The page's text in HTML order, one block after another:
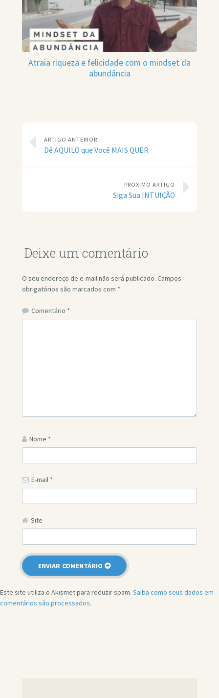
Atraia riqueza e felicidade com o mindset da
abundância
ARTIGO ANTERIOR
Dê AQUILO que Você MAIS QUER
PRÓXIMO ARTIGO
Siga Sua INTUIÇÃO
Deixe um comentário
O seu endereço de e-mail não será publicado. Campos
obrigatórios são marcados com *
Comentário *
Nome *
E-mail *
Site
Este site utiliza o Akismet para reduzir spam. Saiba como seus dados em
comentários são processados.